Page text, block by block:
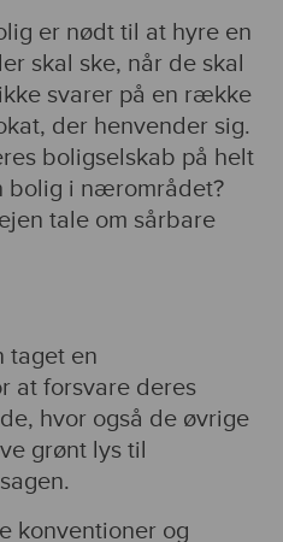
er nødt til at hyre en
skal ske, når de skal
svarer på en række
der henvender sig.
boligselskab på helt
bolig i nærområdet?
tale om sårbare
taget en
at forsvare deres
hvor også de øvrige
grønt lys til
konventioner og